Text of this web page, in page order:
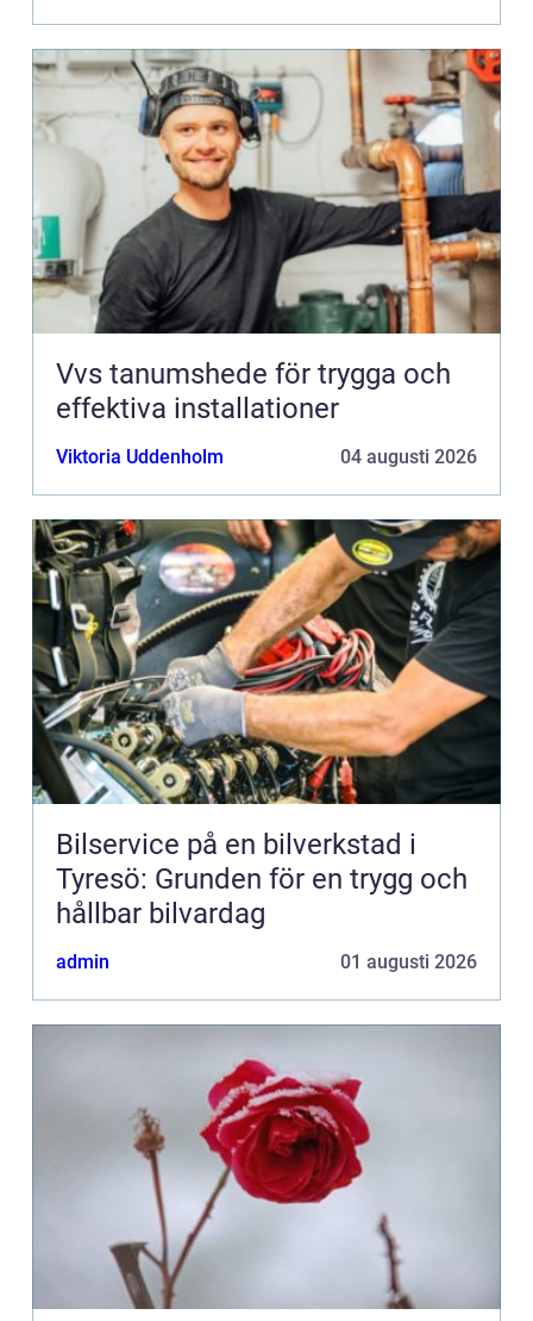
Vvs tanumshede för trygga och
effektiva installationer
Viktoria Uddenholm 04 augusti 2026
Bilservice på en bilverkstad i
Tyresö: Grunden för en trygg och
hållbar bilvardag
admin 01 augusti 2026